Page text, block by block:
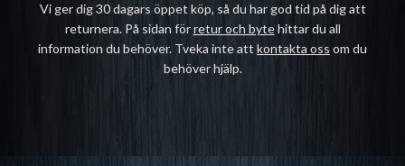
Vi ger dig 30 dagars öppet köp, så du har god tid på dig att
returnera. På sidan förretur och bytehittar du all
information du behöver. Tveka inte att kontakta oss om du
behöver hjälp.